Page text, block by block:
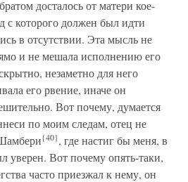
досталось от матери кое-
с которого должен был идти
в отсутствии. Эта мысль не
и не мешала исполнению его
незаметно для него
его рвение, иначе он
Вот почему, думается
по моим следам, отец не
{40}, где настиг бы меня, в
уверен. Вот почему опять-таки,
часто приезжал к нему, он